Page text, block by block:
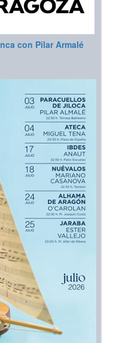
con Pilar Armalé